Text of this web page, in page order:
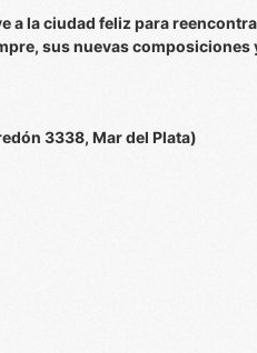
a la ciudad feliz para
sus nuevas
3338, Mar del Plata)